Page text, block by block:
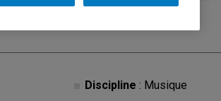
Discipline : Musique